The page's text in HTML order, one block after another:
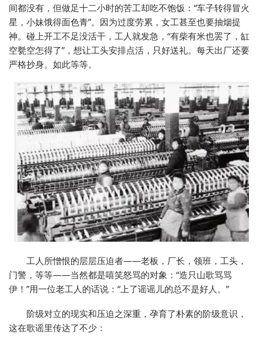
间都没有，但做足十二小时的苦工却吃不饱饭：“车子转得冒火
星，小妹饿得面色青”。因为过度劳累，女工甚至也要抽烟提
神。碰上开工不足没活干，工人就发急，“有柴有米也罢了，缸
空甏空怎得了”，想让工头安排点活，只好送礼。每天出厂还要
严格抄身。如此等等。
工人所憎恨的层层压迫者——老板，厂长，领班，工头，
门警，等等——当然都是嘻笑怒骂的对象：“造只山歌骂骂
伊！”用一位老工人的话说：“上了谣谣儿的总不是好人。”
阶级对立的现实和压迫之深重，孕育了朴素的阶级意识，
这在歌谣里传达了不少：